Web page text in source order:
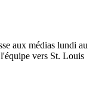
aux médias lundi au
vers St. Louis